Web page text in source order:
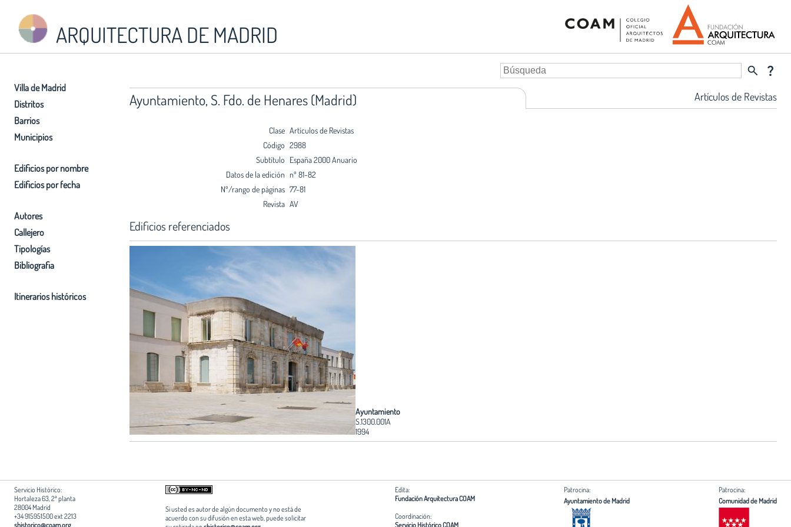
ARQUITECTURA DE MADRID
Villa de Madrid
Distritos
Barrios
Municipios
Edificios por nombre
Edificios por fecha
Autores
Callejero
Tipologías
Bibliografia
Itinerarios históricos
search question_mark
Ayuntamiento, S. Fdo. de Henares (Madrid) Artículos de Revistas
Clase Artículos de Revistas
Código 2988
Subtítulo España 2000 Anuario
Datos de la edición nº 81-82
Nº/rango de páginas 77-81
Revista AV
Edificios referenciados
Ayuntamiento
S.1300.001A
1994
Servicio Histórico:
Hortaleza 63, 2ª planta
28004 Madrid
+34 915951500 ext 2213
shistorico@coam.org
Si usted es autor de algún documento y no está de
acuerdo con su difusión en esta web, puede solicitar
Edita:
Fundación Arquitectura COAM
Coordinación:
Servicio Histórico COAM
Patrocina:
Ayuntamiento de Madrid
Patrocina:
Comunidad de Madrid